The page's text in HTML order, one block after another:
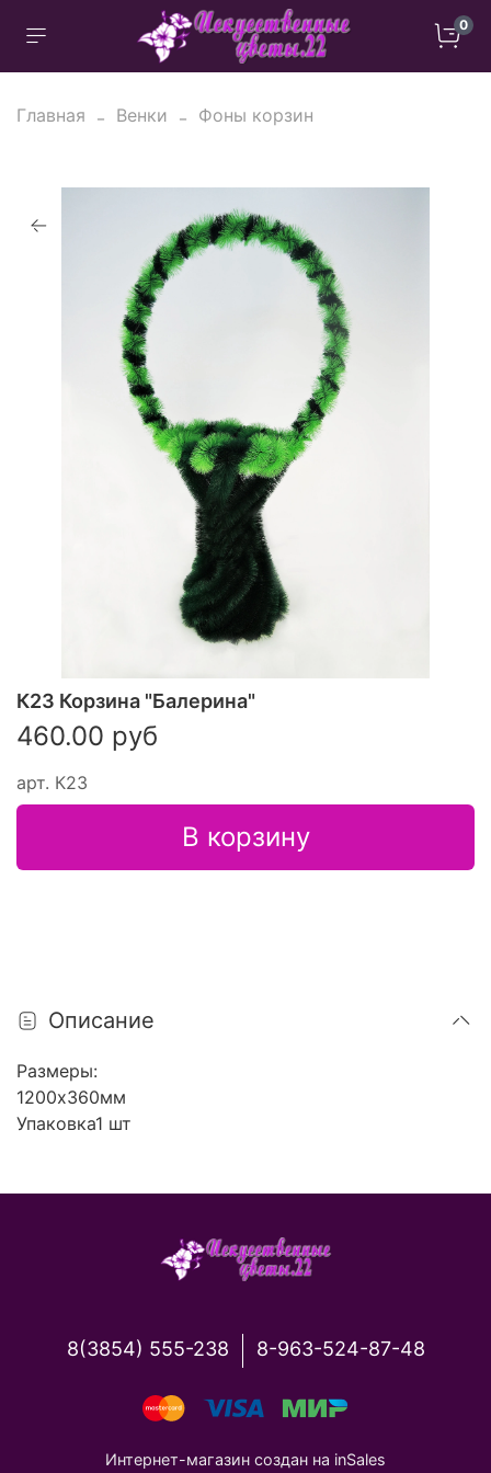
0
Главная Венки Фоны корзин
арт. К23
К23 Корзина "Балерина"
460.00 руб
В корзину
Описание
Размеры:
1200х360мм
Упаковка1 шт
8(3854) 555-238 8-963-524-87-48
Интернет-магазин создан на inSales